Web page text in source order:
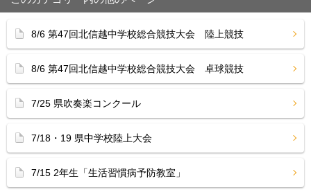
8/6 第47回北信越中学校総合競技大会 陸上競技
8/6 第47回北信越中学校総合競技大会 卓球競技
7/25 県吹奏楽コンクール
7/18・19 県中学校陸上大会
7/15 2年生「生活習慣病予防教室」